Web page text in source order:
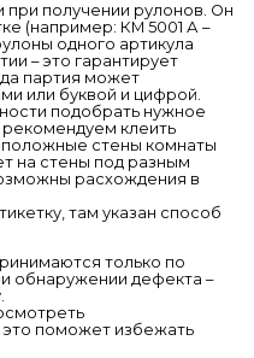
получении рулонов. Он
(например: КМ 5001 А –
одного артикула
– это гарантирует
партия может
или буквой и цифрой.
подобрать нужное
клеить
стены комнаты
на стены под разным
расхождения в
там указан способ
только по
обнаружении дефекта –
это поможет избежать